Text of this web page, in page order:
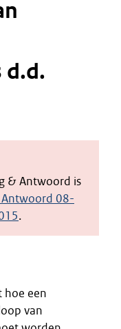
d.d.
& Antwoord is
08-
.
hoe een
van